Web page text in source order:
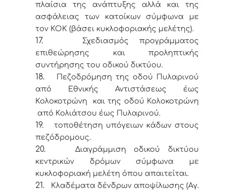
πλαίσια της ανάπτυξης αλλά και της
ασφάλειας των κατοίκων σύμφωνα με
τον ΚΟΚ (βάσει κυκλοφοριακής μελέτης).
17.
Σχεδιασμός προγράμματος
επιθεώρησης και προληπτικής
συντήρησης του οδικού δικτύου.
18.
Πεζοδρόμηση της οδού Πυλαρινού
από Εθνικής Αντιστάσεως έως
Κολοκοτρώνη και της οδού Κολοκοτρώνη
από Κολιάτσου έως Πυλαρινού.
19.
τοποθέτηση υπόγειων κάδων στους
πεζόδρομους.
20.
Διαγράμμιση οδικού δικτύου
κεντρικών δρόμων σύμφωνα με
κυκλοφοριακή μελέτη όπου απαιτείται.
21.
Κλαδέματα δένδρων αποψίλωσης (Αγ.